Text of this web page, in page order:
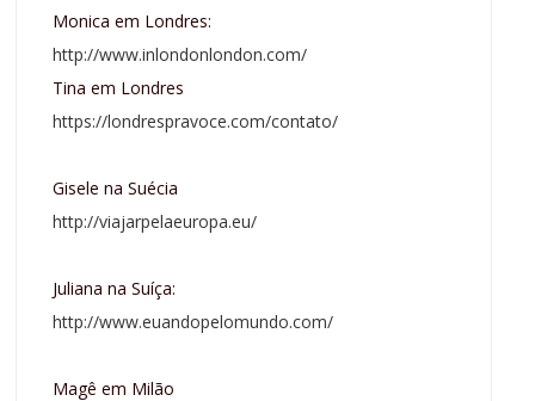
Monica em Londres:
http://www.inlondonlondon.com/
Tina em Londres
https://londrespravoce.com/contato/
Gisele na Suécia
http://viajarpelaeuropa.eu/
Juliana na Suíça:
http://www.euandopelomundo.com/
Magê em Milão